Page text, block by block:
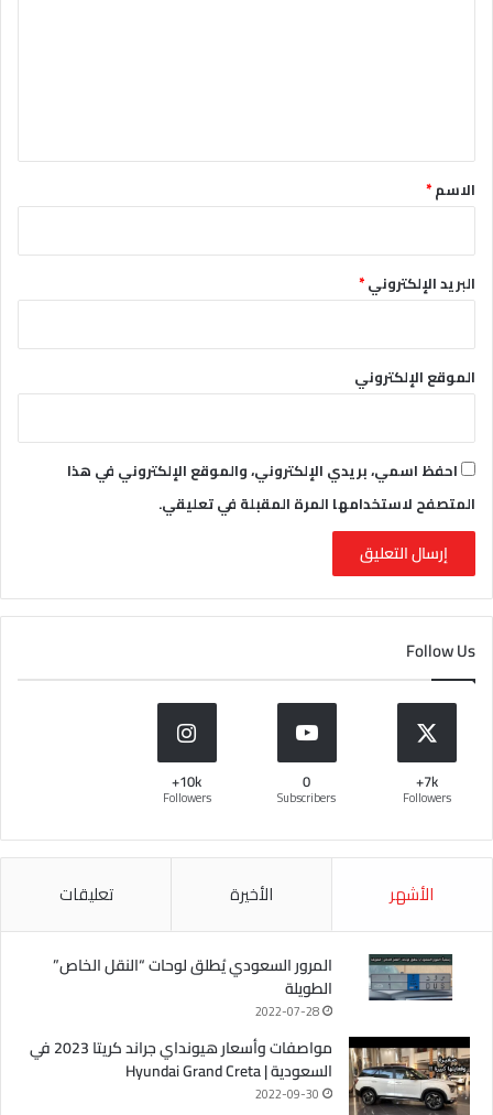
*الاسم*
البريد الإلكتروني*
الموقع الإلكتروني
احفظ اسمي، بريدي الإلكتروني، والموقع الإلكتروني في هذا
المتصفح لاستخدامها المرة المقبلة في تعليقي.
Follow Us
7k+
Followers
0
Subscribers
10k+
Followers
الأشهر الأخيرة تعليقات
المرور السعودي يُطلق لوحات “النقل الخاص”
الطويلة
2022-07-28
مواصفات وأسعار هيونداي جراند كريتا 2023 في
السعودية | Hyundai Grand Creta
2022-09-30